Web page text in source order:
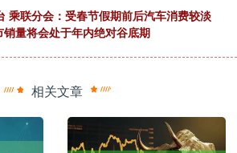
乘联分会：受春节假期前后汽车消费较淡
量将会处于年内绝对谷底期
相关文章